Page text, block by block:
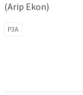
(Arip Ekon)
P3A